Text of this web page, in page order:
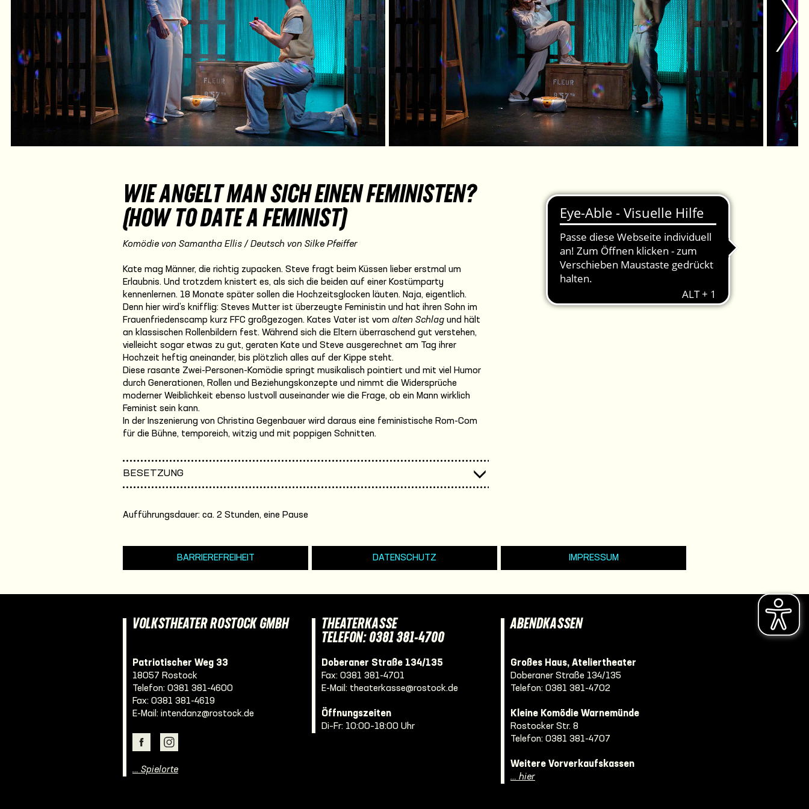
WIE ANGELT MAN SICH EINEN FEMINISTEN?
(HOW TO DATE A FEMINIST)
Komödie von Samantha Ellis / Deutsch von Silke Pfeiffer
Kate mag Männer, die richtig zupacken. Steve fragt beim Küssen lieber erstmal um
Erlaubnis. Und trotzdem knistert es, als sich die beiden auf einer Kostümparty
kennenlernen. 18 Monate später sollen die Hochzeitsglocken läuten. Naja, eigentlich.
Denn hier wird’s knifflig: Steves Mutter ist überzeugte Feministin und hat ihren Sohn im
Frauenfriedenscamp kurz FFC großgezogen. Kates Vater ist vom alten Schlag und hält
an klassischen Rollenbildern fest. Während sich die Eltern überraschend gut verstehen,
vielleicht sogar etwas zu gut, geraten Kate und Steve ausgerechnet am Tag ihrer
Hochzeit heftig aneinander, bis plötzlich alles auf der Kippe steht.
Diese rasante Zwei-Personen-Komödie springt musikalisch pointiert und mit viel Humor
durch Generationen, Rollen und Beziehungskonzepte und nimmt die Widersprüche
moderner Weiblichkeit ebenso lustvoll auseinander wie die Frage, ob ein Mann wirklich
Feminist sein kann.
In der Inszenierung von Christina Gegenbauer wird daraus eine feministische Rom-Com
für die Bühne, temporeich, witzig und mit poppigen Schnitten.
BESETZUNG
Aufführungsdauer: ca. 2 Stunden, eine Pause
BARRIEREFREIHEIT DATENSCHUTZ IMPRESSUM
VOLKSTHEATER ROSTOCK GMBH
Patriotischer Weg 33
18057 Rostock
Telefon: 0381 381-4600
Fax: 0381 381-4619
E-Mail: intendanz@rostock.de
… Spielorte
THEATERKASSE
TELEFON: 0381 381-4700
Doberaner Straße 134/135
Fax: 0381 381-4701
E-Mail: theaterkasse@rostock.de
Öffnungszeiten
Di–Fr: 10:00–18:00 Uhr
ABENDKASSEN
Großes Haus, Ateliertheater
Doberaner Straße 134/135
Telefon: 0381 381-4702
Kleine Komödie Warnemünde
Rostocker Str. 8
Telefon: 0381 381-4707
Weitere Vorverkaufskassen
… hier